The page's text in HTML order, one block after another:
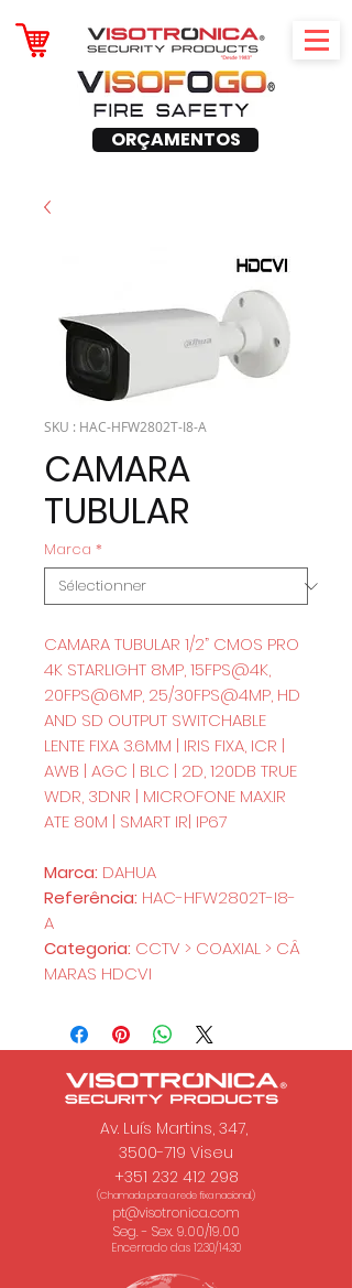
ORÇAMENTOS
SKU : HAC-HFW2802T-I8-A
CAMARA
TUBULAR
Marca *
CAMARA TUBULAR 1/2” CMOS PRO
4K STARLIGHT 8MP, 15FPS@4K,
20FPS@6MP, 25/30FPS@4MP, HD
AND SD OUTPUT SWITCHABLE
LENTE FIXA 3.6MM | IRIS FIXA, ICR |
AWB | AGC | BLC | 2D, 120DB TRUE
WDR, 3DNR | MICROFONE MAX.IR
ATE 80M | SMART IR| IP67
Marca: DAHUA
Referência: HAC-HFW2802T-I8-
A
Categoria: CCTV > COAXIAL > CÂ
MARAS HDCVI
Av. Luís Martins, 347,
3500-719 Viseu
+351 232 412 298
(Chamada para a rede fixa nacional.)
pt@visotronica.com
Seg. - Sex. 9.00/19.00
Encerrado das 12.30/14.30